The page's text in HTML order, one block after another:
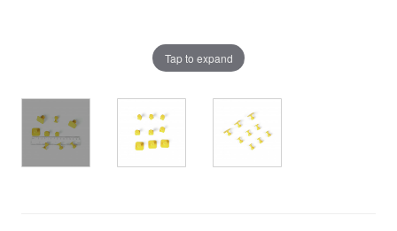
Tap to expand